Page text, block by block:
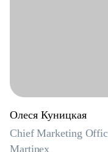
Олеся Куницкая
Chief Marketing
Martinex